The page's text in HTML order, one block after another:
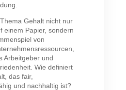
Gehalt nicht nur
einem Papier, sondern
von
Arbeitgeber und
Wie definiert
das fair,
und nachhaltig ist?